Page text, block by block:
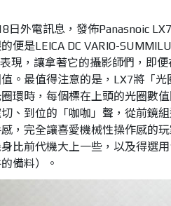
日外電訊息，發佈Panasnoic
便是LEICA DC VARIO-
現，讓拿著它的攝影師們，即
。最值得注意的是，LX7將「
環時，每個標在上頭的光圈數
、到位的「咖咖」聲，從前鏡
，完全讓喜愛機械性操作感的
比前代機大上一些，以及得選
備料）。